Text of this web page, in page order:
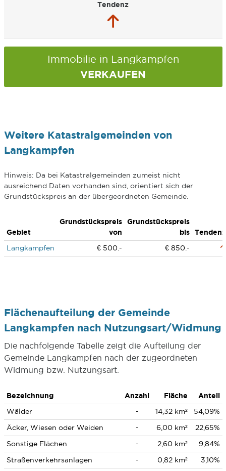
Tendenz
Immobilie in Langkampfen
VERKAUFEN
Weitere Katastralgemeinden von
Langkampfen
Hinweis: Da bei Katastralgemeinden zumeist nicht
ausreichend Daten vorhanden sind, orientiert sich der
Grundstückspreis an der übergeordneten Gemeinde.
Gebiet
Grundstückspreis
von
Grundstückspreis
bis
Tendenz
Langkampfen
€ 500.- € 850.-
Flächenaufteilung der Gemeinde
Langkampfen nach Nutzungsart/Widmung
Die nachfolgende Tabelle zeigt die Aufteilung der
Gemeinde Langkampfen nach der zugeordneten
Widmung bzw. Nutzungsart.
Bezeichnung Anzahl Fläche
Anteil
Wälder
- 14,32 km²
54,09%
Äcker, Wiesen oder Weiden
- 6,00 km²
22,65%
Sonstige Flächen
- 2,60 km²
9,84%
Straßenverkehrsanlagen
- 0,82 km² 3,10%